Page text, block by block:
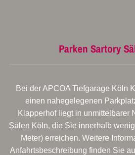
Parken Sartory
Bei der APCOA Tiefgarage Köln
einen nahegelegenen
Klapperhof liegt in unmittelbarer
Sälen Köln, die Sie innerhalb
Meter) erreichen. Weitere
Anfahrtsbeschreibung finden Sie